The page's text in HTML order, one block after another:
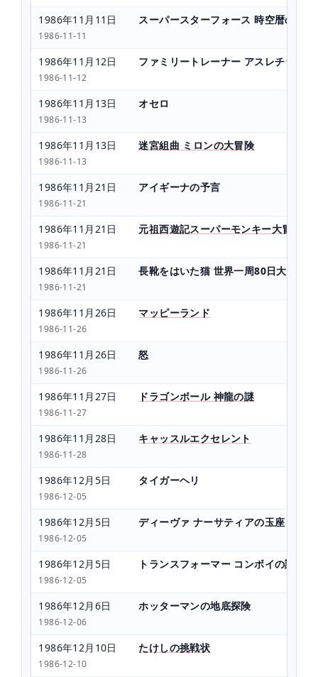
1986年11月11日
1986-11-11
スーパースターフォース 時空暦の秘密
1986年11月12日
1986-11-12
ファミリートレーナー アスレチック
1986年11月13日
1986-11-13
オセロ
1986年11月13日
1986-11-13
迷宮組曲 ミロンの大冒険
1986年11月21日
1986-11-21
アイギーナの予言
1986年11月21日
1986-11-21
元祖西遊記スーパーモンキー大冒険
1986年11月21日
1986-11-21
長靴をはいた猫 世界一周80日大冒険
1986年11月26日
1986-11-26
マッピーランド
1986年11月26日
1986-11-26
怒
1986年11月27日
1986-11-27
ドラゴンボール 神龍の謎
1986年11月28日
1986-11-28
キャッスルエクセレント
1986年12月5日
1986-12-05
タイガーヘリ
1986年12月5日
1986-12-05
ディーヴァ ナーサティアの玉座
1986年12月5日
1986-12-05
トランスフォーマー コンボイの謎
1986年12月6日
1986-12-06
ホッターマンの地底探険
1986年12月10日
1986-12-10
たけしの挑戦状